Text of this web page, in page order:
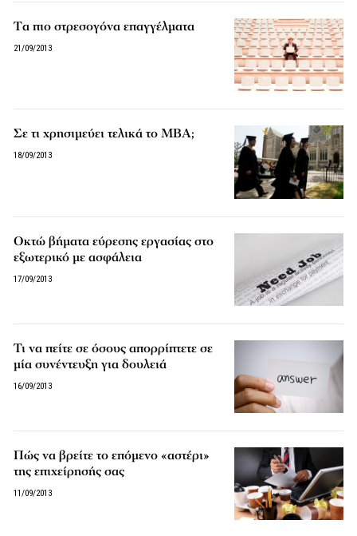
Tα πιο στρεσογόνα επαγγέλματα
21/09/2013
Σε τι χρησιμεύει τελικά το MBA;
18/09/2013
Οκτώ βήματα εύρεσης εργασίας στο
εξωτερικό με ασφάλεια
17/09/2013
Τι να πείτε σε όσους απορρίπτετε σε
μία συνέντευξη για δουλειά
16/09/2013
Πώς να βρείτε το επόμενο «αστέρι»
της επιχείρησής σας
11/09/2013